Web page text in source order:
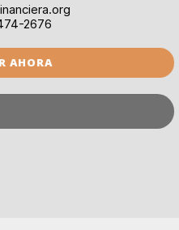
2676
AHORA